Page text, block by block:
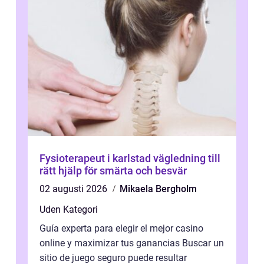
Fysioterapeut i karlstad vägledning till
rätt hjälp för smärta och besvär
02 augusti 2026
Mikaela Bergholm
Uden Kategori
Guía experta para elegir el mejor casino
online y maximizar tus ganancias Buscar un
sitio de juego seguro puede resultar